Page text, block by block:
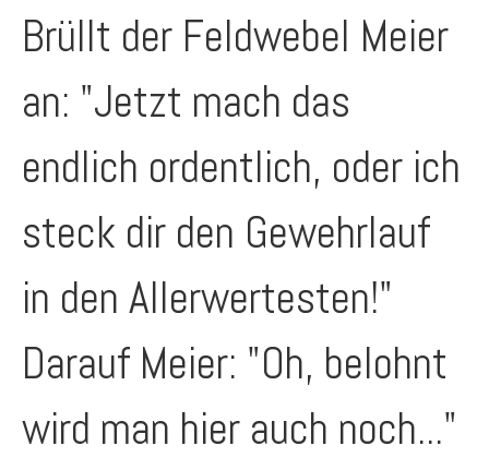
Brüllt der Feldwebel Meier
an: "Jetzt mach das
endlich ordentlich, oder ich
steck dir den Gewehrlauf
in den Allerwertesten!"
Darauf Meier: "Oh, belohnt
wird man hier auch noch..."